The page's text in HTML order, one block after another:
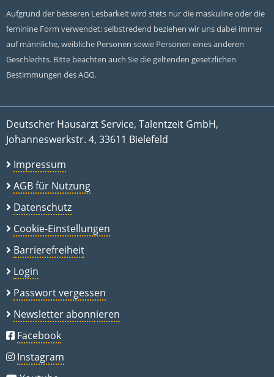
Aufgrund der besseren Lesbarkeit wird stets nur die maskuline oder die
feminine Form verwendet; selbstredend beziehen wir uns dabei immer
auf männliche, weibliche Personen sowie Personen eines anderen
Geschlechts. Bitte beachten auch Sie die geltenden gesetzlichen
Bestimmungen des AGG.
Deutscher Hausarzt Service, Talentzeit GmbH,
Johanneswerkstr. 4, 33611 Bielefeld
Impressum
AGB für Nutzung
Datenschutz
Cookie-Einstellungen
Barrierefreiheit
Login
Passwort vergessen
Newsletter abonnieren
Facebook
Instagram